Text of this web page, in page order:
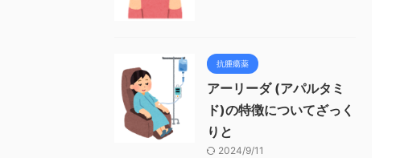
抗腫瘍薬
アーリーダ (アパルタミ
ド)の特徴についてざっく
りと
2024/9/11